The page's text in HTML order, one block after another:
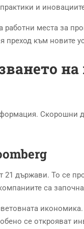
и
места за
преход към новите
Скорошни
21 държави. То се
са
се открояват